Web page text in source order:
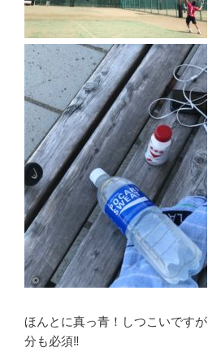
ほんとに真っ青！しつこいですが
分も必須‼